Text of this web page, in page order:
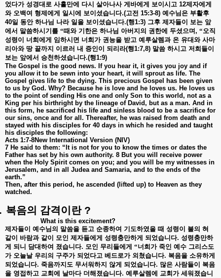
었다가 성경대로 사흘만에 다시 살아나사 게바에게 보이시고 12제자에게
와 오백여 형제에게 일시에 보이셨습니다.(고전 15:3-8) 예수님은 부활후
40일 동안 하나님 나라 일을 보이셨습니다.(행1:3) 그후 제자들이 보는 앞
에서 말씀하시기를 “때와 기한은 하나님 아버지의 권한에 두셨으며 , “오직
성령이
너희에게 임하시면 너희가 권능을 받고 예루살렘과 온 유대와 사마
리아와 땅 끝까지 이르러 내 증인이 되리라(행1:7,8) 말씀 하시고 저희들이
보는 앞에서 승천하셨습니다.(행1:9)
The Gospel is the good news. If you hear it, it gives you joy and if
you allow it to be sewn into your heart, it will sprout as life. The
Gospel gives life to the dying. This precious Gospel has been given
to us by God. Why? Because he is love and he loves us. He loves us
to the point of sending His one and only Son to this world, not as a
King per his birthright by the lineage of David, but as a man. And in
this form, he sacrificed his life and sinless blood to be a sacrifice for
our sins, once and for all. Thereafter, he was raised from death and
stayed with his disciples for 40 days in which he resided and taught
his disciples the following:
Acts 1:7-8New International Version (NIV)
7 He said to them: “It is not for you to know the times or dates the
Father has set by his own authority. 8 But you will receive power
when the Holy Spirit comes on you; and you will be my witnesses in
Jerusalem, and in all Judea and Samaria, and to the ends of the
earth.”
Then, after this period, he ascended (lifted up) to Heaven as they
watched.
복음의 감격이란 ?
What is this excitement?
제자들이 예수님의 말씀을 듣고 순종하여 기도하였을 때 성령이 불의 혀
같이
바람과 같이 모인 제자들에게 성령충만하게 되었습니다. 성령충만하
게 되니 담대하여 졌습니다. 모인 무리들에게 “너희가 죽인 예수 그리스도
가 오늘날 우리의 구주가 되었다고 베드로가 외쳤습니다. 복음을 소유하게
되었습니다. 죽음까지도 무서워하지 않게 되었습니다. 많은 사람들이
복음
을 영접하고 교회에 날마다 더해졌습니다. 예루살렘에 교회가 세워졌습니